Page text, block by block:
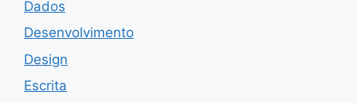
Dados
Desenvolvimento
Design
Escrita